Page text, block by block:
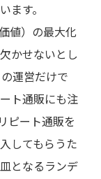
ます。
値）の最大化
かせないとし
運営だけで
ト通販にも注
ピート通販を
してもらうた
となるランデ